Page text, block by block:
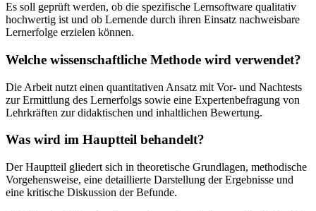
Es soll geprüft werden, ob die spezifische Lernsoftware qualitativ
hochwertig ist und ob Lernende durch ihren Einsatz nachweisbare
Lernerfolge erzielen können.
Welche wissenschaftliche Methode wird verwendet?
Die Arbeit nutzt einen quantitativen Ansatz mit Vor- und Nachtests
zur Ermittlung des Lernerfolgs sowie eine Expertenbefragung von
Lehrkräften zur didaktischen und inhaltlichen Bewertung.
Was wird im Hauptteil behandelt?
Der Hauptteil gliedert sich in theoretische Grundlagen, methodische
Vorgehensweise, eine detaillierte Darstellung der Ergebnisse und
eine kritische Diskussion der Befunde.